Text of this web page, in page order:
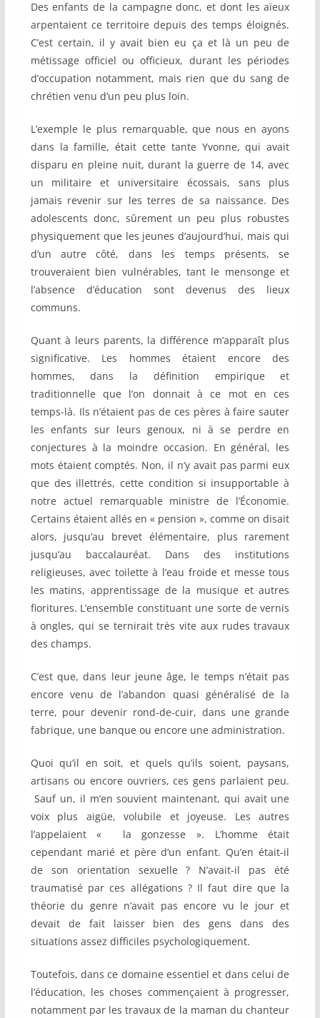
Des enfants de la campagne donc, et dont les aïeux
arpentaient ce territoire depuis des temps éloignés.
C’est certain, il y avait bien eu ça et là un peu de
métissage officiel ou officieux, durant les périodes
d’occupation notamment, mais rien que du sang de
chrétien venu d’un peu plus loin.
L’exemple le plus remarquable, que nous en ayons
dans la famille, était cette tante Yvonne, qui avait
disparu en pleine nuit, durant la guerre de 14, avec
un militaire et universitaire écossais, sans plus
jamais revenir sur les terres de sa naissance. Des
adolescents donc, sûrement un peu plus robustes
physiquement que les jeunes d’aujourd’hui, mais qui
d’un autre côté, dans les temps présents, se
trouveraient bien vulnérables, tant le mensonge et
l’absence d’éducation sont devenus des lieux
communs.
Quant à leurs parents, la différence m’apparaît plus
significative. Les hommes étaient encore des
hommes, dans la définition empirique et
traditionnelle que l’on donnait à ce mot en ces
temps-là. Ils n’étaient pas de ces pères à faire sauter
les enfants sur leurs genoux, ni à se perdre en
conjectures à la moindre occasion. En général, les
mots étaient comptés. Non, il n’y avait pas parmi eux
que des illettrés, cette condition si insupportable à
notre actuel remarquable ministre de l’Économie.
Certains étaient allés en « pension », comme on disait
alors, jusqu’au brevet élémentaire, plus rarement
jusqu’au baccalauréat. Dans des institutions
religieuses, avec toilette à l’eau froide et messe tous
les matins, apprentissage de la musique et autres
fioritures. L’ensemble constituant une sorte de vernis
à ongles, qui se ternirait très vite aux rudes travaux
des champs.
C’est que, dans leur jeune âge, le temps n’était pas
encore venu de l’abandon quasi généralisé de la
terre, pour devenir rond-de-cuir, dans une grande
fabrique, une banque ou encore une administration.
Quoi qu’il en soit, et quels qu’ils soient, paysans,
artisans ou encore ouvriers, ces gens parlaient peu.
Sauf un, il m’en souvient maintenant, qui avait une
voix plus aigüe, volubile et joyeuse. Les autres
l’appelaient « la gonzesse ». L’homme était
cependant marié et père d’un enfant. Qu’en était-il
de son orientation sexuelle ? N’avait-il pas été
traumatisé par ces allégations ? Il faut dire que la
théorie du genre n’avait pas encore vu le jour et
devait de fait laisser bien des gens dans des
situations assez difficiles psychologiquement.
Toutefois, dans ce domaine essentiel et dans celui de
l’éducation, les choses commençaient à progresser,
notamment par les travaux de la maman du chanteur